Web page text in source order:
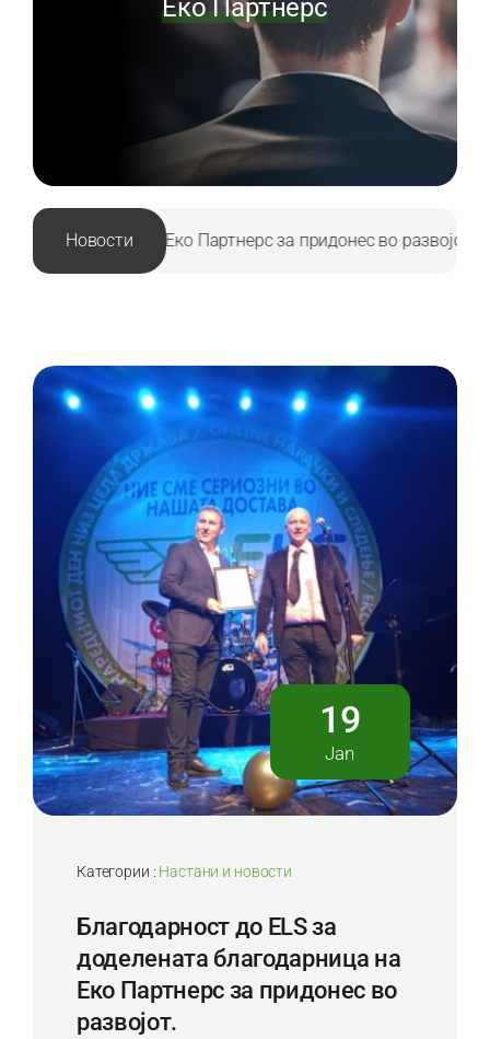
Еко Партнерс
Новости
Партнерс за придонес во развојот. | Благодарност
19
Jan
Категории : Настани и новости
Благодарност до ELS за
доделената благодарница на
Еко Партнерс за придонес во
развојот.